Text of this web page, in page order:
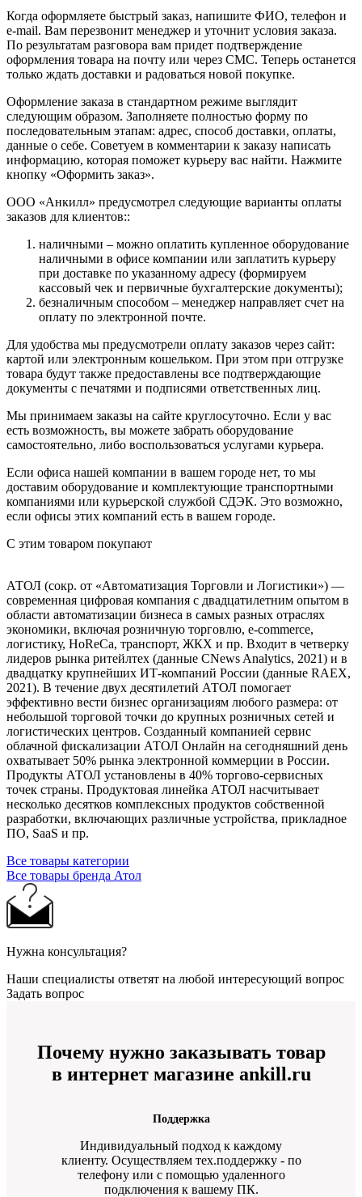
Когда оформляете быстрый заказ, напишите ФИО, телефон и
e-mail. Вам перезвонит менеджер и уточнит условия заказа.
По результатам разговора вам придет подтверждение
оформления товара на почту или через СМС. Теперь останется
только ждать доставки и радоваться новой покупке.
Оформление заказа в стандартном режиме выглядит
следующим образом. Заполняете полностью форму по
последовательным этапам: адрес, способ доставки, оплаты,
данные о себе. Советуем в комментарии к заказу написать
информацию, которая поможет курьеру вас найти. Нажмите
кнопку «Оформить заказ».
ООО «Анкилл» предусмотрел следующие варианты оплаты
заказов для клиентов::
наличными – можно оплатить купленное оборудование
наличными в офисе компании или заплатить курьеру
при доставке по указанному адресу (формируем
кассовый чек и первичные бухгалтерские документы);
безналичным способом – менеджер направляет счет на
оплату по электронной почте.
Для удобства мы предусмотрели оплату заказов через сайт:
картой или электронным кошельком. При этом при отгрузке
товара будут также предоставлены все подтверждающие
документы с печатями и подписями ответственных лиц.
Мы принимаем заказы на сайте круглосуточно. Если у вас
есть возможность, вы можете забрать оборудование
самостоятельно, либо воспользоваться услугами курьера.
Если офиса нашей компании в вашем городе нет, то мы
доставим оборудование и комплектующие транспортными
компаниями или курьерской службой СДЭК. Это возможно,
если офисы этих компаний есть в вашем городе.
С этим товаром покупают
АТОЛ (сокр. от «Автоматизация Торговли и Логистики») —
современная цифровая компания с двадцатилетним опытом в
области автоматизации бизнеса в самых разных отраслях
экономики, включая розничную торговлю, e-commerce,
логистику, HoReCa, транспорт, ЖКХ и пр. Входит в четверку
лидеров рынка ритейлтех (данные CNews Analytics, 2021) и в
двадцатку крупнейших ИТ-компаний Росcии (данные RAEX,
2021). В течение двух десятилетий АТОЛ помогает
эффективно вести бизнес организациям любого размера: от
небольшой торговой точки до крупных розничных сетей и
логистических центров. Созданный компанией сервис
облачной фискализации АТОЛ Онлайн на сегодняшний день
охватывает 50% рынка электронной коммерции в России.
Продукты АТОЛ установлены в 40% торгово-сервисных
точек страны. Продуктовая линейка АТОЛ насчитывает
несколько десятков комплексных продуктов собственной
разработки, включающих различные устройства, прикладное
ПО, SaaS и пр.
Все товары категории
Все товары бренда Атол
Нужна консультация?
Наши специалисты ответят на любой интересующий вопрос
Задать вопрос
Почему нужно заказывать товар
в интернет магазине ankill.ru
Поддержка
Индивидуальный подход к каждому
клиенту. Осуществляем тех.поддержку - по
телефону или с помощью удаленного
подключения к вашему ПК.